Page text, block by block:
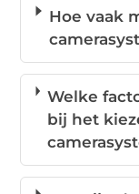
Hoe vaak
Welke
bij het